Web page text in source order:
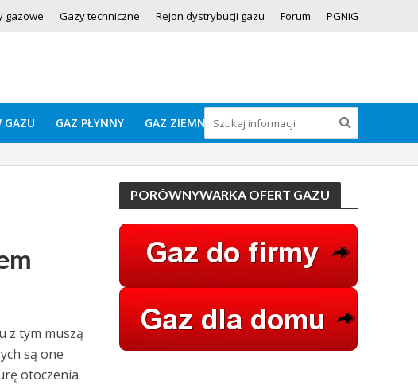
gazowe Gazy techniczne Rejon dystrybucji gazu Forum PGNiG
GAZU GAZ PŁYNNY GAZ ZIEMNY
z tym muszą
są one
otoczenia
PORÓWNYWARKA OFERT GAZU